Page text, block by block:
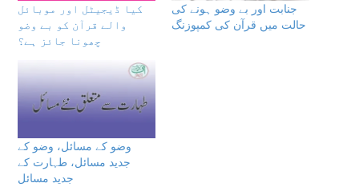
كيا ڈیجیٹل اور موبائل
والے قرآن کو بے وضو
چھونا جائز ہے؟
جنابت اور بے وضو ہونے کی
حالت میں قرآن کی کمپوزنگ
وضو کے مسائل، وضو کے
جدید مسائل، طہارت کے
جدید مسائل